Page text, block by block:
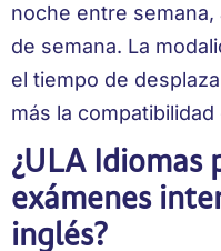
noche entre
de semana. La
el tiempo de
más la
¿ULA Idiomas
exámenes
inglés?